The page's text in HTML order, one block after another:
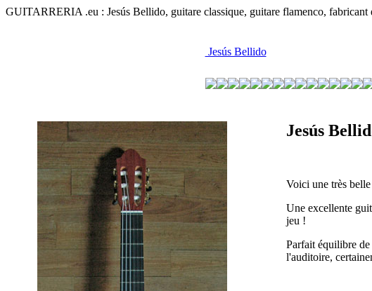
GUITARRERIA .eu : Jesús Bellido, guitare classique, guitare flamenco,
Jesús Bellido
Jesús
Voici une très
Une excellente
jeu !
Parfait équilibre
l'auditoire,